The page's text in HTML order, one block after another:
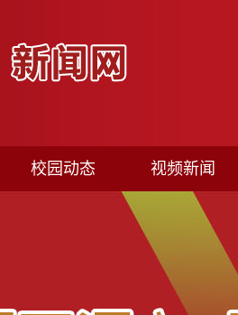
校园动态 视频新闻